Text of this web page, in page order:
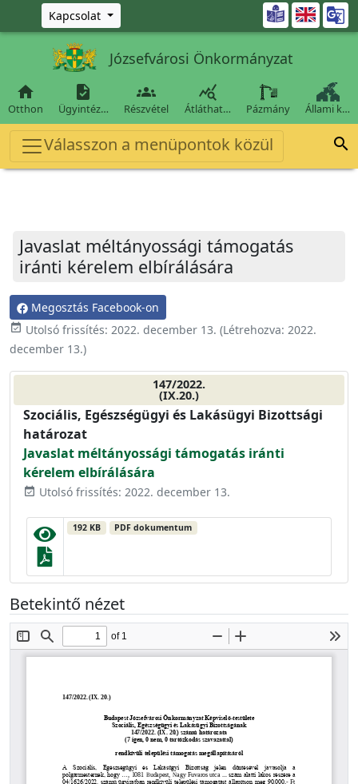
Ugrás a fő tartalomra
Kapcsolat 
Józsefvárosi Önkormányzat

Otthon

Ügyintéz…

Részvétel

Átláthat… Pázmány Állami k…
Válasszon a menüpontok közül 
Javaslat méltányossági támogatás
iránti kérelem elbírálására
Megosztás Facebook-on
event_available Utolsó frissítés: 2022. december 13. (Létrehozva: 2022.
december 13.)
147/2022.
(IX.20.)
Szociális, Egészségügyi és Lakásügyi Bizottsági
határozat
Javaslat méltányossági támogatás iránti
kérelem elbírálására
event_available Utolsó frissítés: 2022. december 13.
192 KB PDF dokumentum
Betekintő nézet